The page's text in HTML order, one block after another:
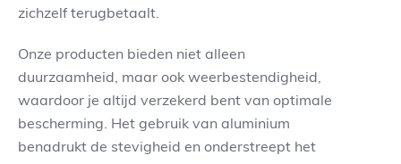
zichzelf terugbetaalt.
Onze producten bieden niet alleen
duurzaamheid, maar ook weerbestendigheid,
waardoor je altijd verzekerd bent van optimale
bescherming. Het gebruik van aluminium
benadrukt de stevigheid en onderstreept het